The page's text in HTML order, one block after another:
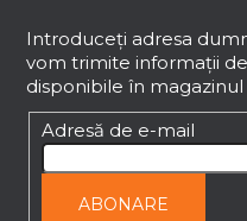
Introduceţi adresa
vom trimite informaţii
disponibile în
Adresă de e-mail
ABONARE